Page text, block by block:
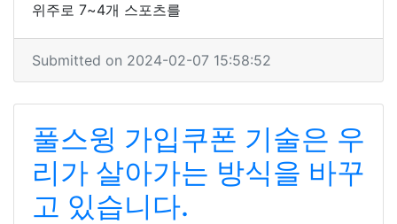
위주로 7~4개 스포츠를
Submitted on 2024-02-07 15:58:52
풀스윙 가입쿠폰 기술은 우
리가 살아가는 방식을 바꾸
고 있습니다.